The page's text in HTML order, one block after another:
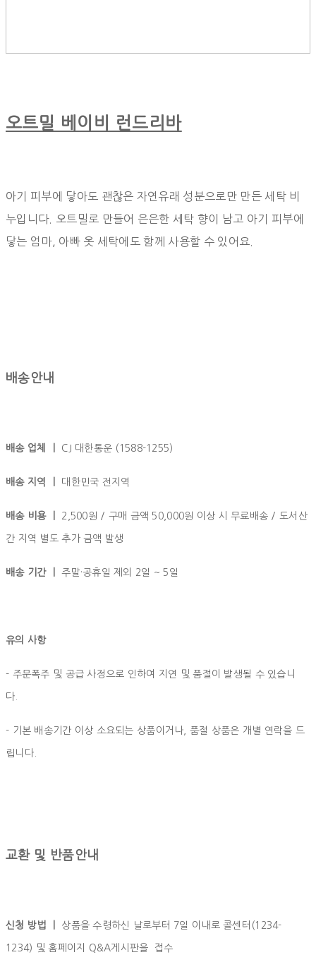
오트밀 베이비 런드리바
아기 피부에 닿아도 괜찮은 자연유래 성분으로만 만든 세탁 비
누입니다. 오트밀로 만들어 은은한 세탁 향이 남고 아기 피부에
닿는 엄마, 아빠 옷 세탁에도 함께 사용할 수 있어요.
배송안내
배송 업체 ㅣ CJ 대한통운 (1588-1255)
배송 지역 ㅣ 대한민국 전지역
배송 비용 ㅣ 2,500원 / 구매 금액 50,000원 이상 시 무료배송 / 도서산
간 지역 별도 추가 금액 발생
배송 기간 ㅣ주말·공휴일 제외 2일 ~ 5일
유의 사항
- 주문폭주 및 공급 사정으로 인하여 지연 및 품절이 발생될 수 있습니
다.
- 기본 배송기간 이상 소요되는 상품이거나, 품절 상품은 개별 연락을 드
립니다.
교환 및 반품안내
신청 방법 ㅣ 상품을 수령하신 날로부터 7일 이내로 콜센터(1234-
1234) 및 홈페이지 Q&A게시판을 접수